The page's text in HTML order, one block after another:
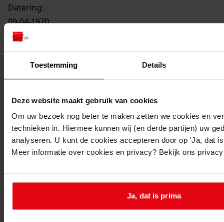
Toestemming Details
Deze website maakt gebruik van cookies
Om uw bezoek nog beter te maken zetten we cookies en
technieken in. Hiermee kunnen wij (en derde partijen) uw
analyseren. U kunt de cookies accepteren door op 'Ja, dat
Meer informatie over cookies en privacy? Bekijk ons
Ja, dat is prima
Datering:
09-04-1970
Beschrijving:
Oprichten van een transformatorstation
Datum vergunning:
09-04-1970
Bovenkarspel, Watermolenweg Ongenummerd
Nieuw adres: